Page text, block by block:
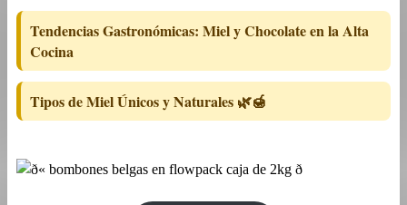
Tendencias Gastronómicas: Miel y Chocolate en la Alta
Cocina
Tipos de Miel Únicos y Naturales 🌿🍯